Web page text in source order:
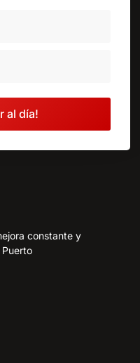
al día!
constante y